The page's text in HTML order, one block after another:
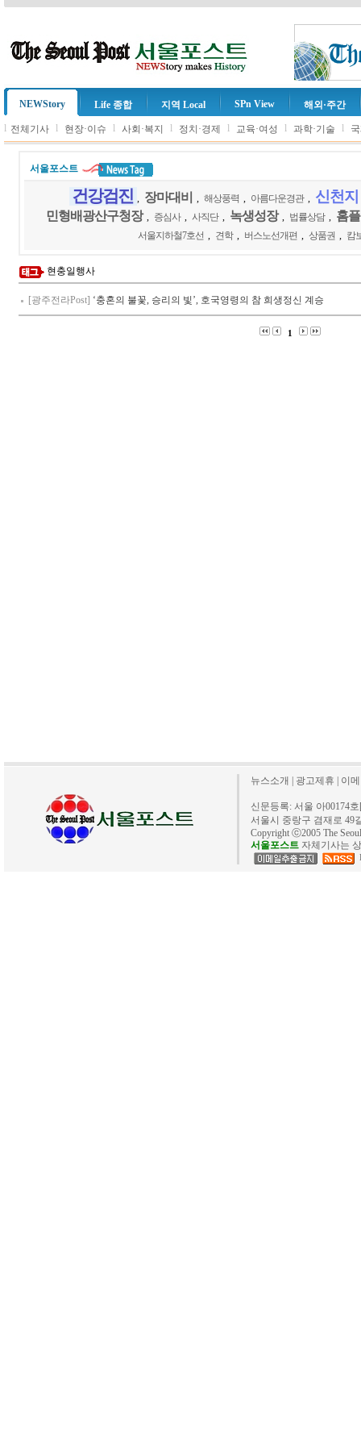
NEWStory Life 종합 지역 Local SPn View 해외·주간
l 전체기사 l 현장·이슈 l 사회·복지 l 정치·경제 l 교육·여성 l 과학·기술 l
서울포스트
건강검진 장마대비 해상풍력 아름다운경관 신천
민형배광산구청장 증심사 사직단 녹생성장 법률상담 홈
서울지하철7호선 견학 버스노선개편 상품권 캄
현충일행사
[광주전라Post] ‘충혼의 불꽃, 승리의 빛’, 호국영령의 참 희생정신 계승
1
뉴스소개 광고제휴 이
신문등록: 서울 아00174
서울시 중랑구 겸재로 49
Copyright ⓒ2005 The
서울포스트 자체기사는